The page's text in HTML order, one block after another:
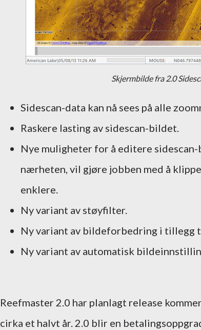
Skjermbilde fra 2.0
Sidescan-data kan nå sees på alle
Raskere lasting av sidescan-bildet.
Nye muligheter for å editere
nærheten, vil gjøre jobben med å
enklere.
Ny variant av støyfilter.
Ny variant av bildeforbedring i tillegg
Ny variant av automatisk
Reefmaster 2.0 har planlagt release
cirka et halvt år. 2.0 blir en